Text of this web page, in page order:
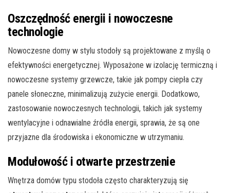
Oszczędność energii i nowoczesne
technologie
Nowoczesne domy w stylu stodoły są projektowane z myślą o
efektywności energetycznej. Wyposażone w izolację termiczną i
nowoczesne systemy grzewcze, takie jak pompy ciepła czy
panele słoneczne, minimalizują zużycie energii. Dodatkowo,
zastosowanie nowoczesnych technologii, takich jak systemy
wentylacyjne i odnawialne źródła energii, sprawia, że są one
przyjazne dla środowiska i ekonomiczne w utrzymaniu.
Modułowość i otwarte przestrzenie
Wnętrza domów typu stodoła często charakteryzują się